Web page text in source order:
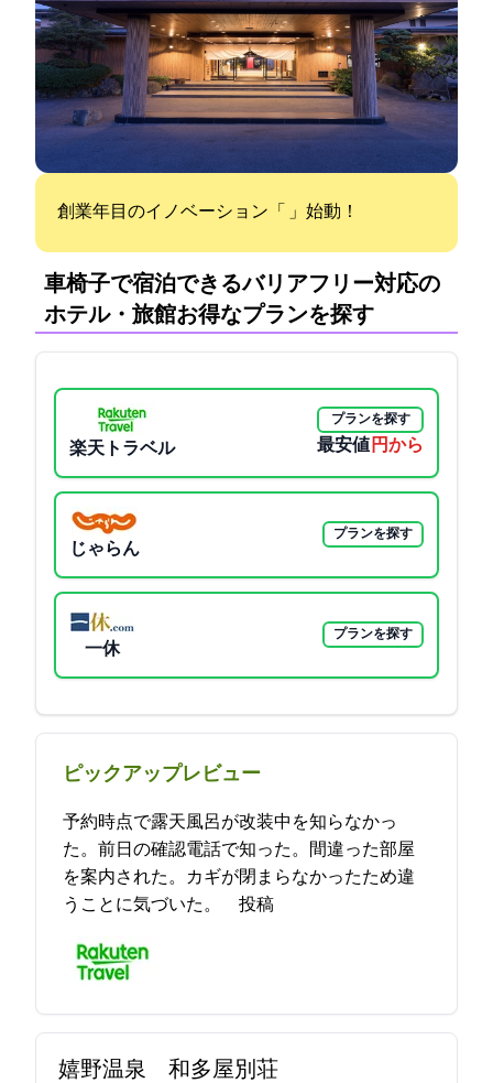
創業71年目のイノベーション「Reborn Wataya Project」始動！
車椅子で宿泊できるバリアフリー対応の
ホテル・旅館:お得なプランを探す
楽天トラベル
プランを探す
最安値 7700円から
じゃらん
プランを探す
一休
プランを探す
ピックアップレビュー
予約時点で露天風呂が改装中を知らなかっ
た。前日の確認電話で知った。間違った部屋
を案内された。カギが閉まらなかったため違
うことに気づいた。 2021-12-03 17:08:07投稿
嬉野温泉 和多屋別荘